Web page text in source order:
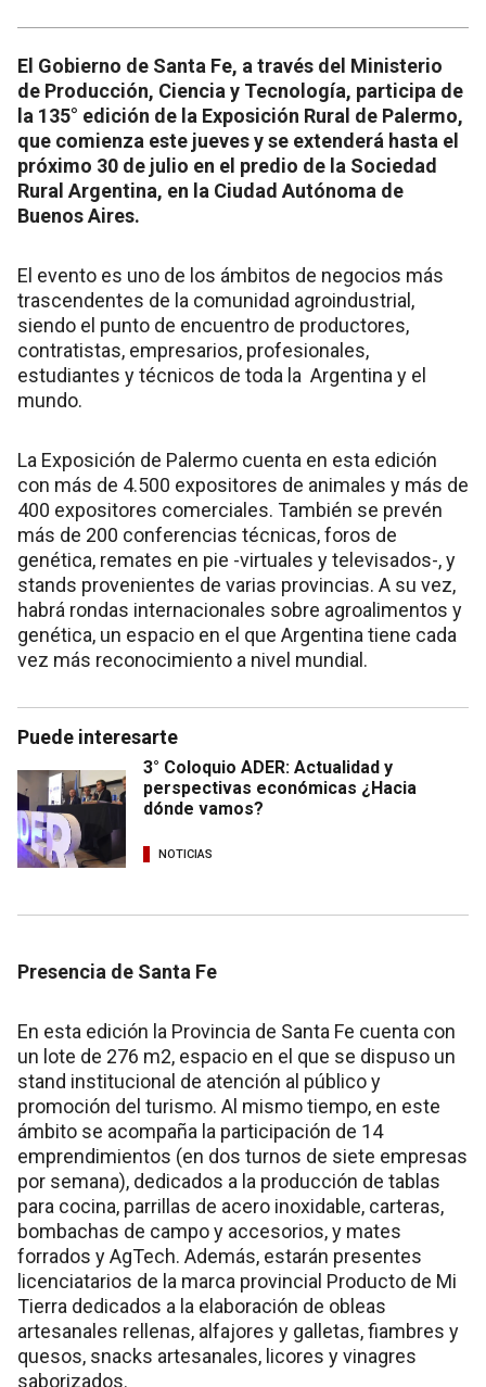
El Gobierno de Santa Fe, a través del Ministerio
de Producción, Ciencia y Tecnología, participa de
la 135° edición de la Exposición Rural de Palermo,
que comienza este jueves y se extenderá hasta el
próximo 30 de julio en el predio de la Sociedad
Rural Argentina, en la Ciudad Autónoma de
Buenos Aires.
El evento es uno de los ámbitos de negocios más
trascendentes de la comunidad agroindustrial,
siendo el punto de encuentro de productores,
contratistas, empresarios, profesionales,
estudiantes y técnicos de toda la Argentina y el
mundo.
La Exposición de Palermo cuenta en esta edición
con más de 4.500 expositores de animales y más de
400 expositores comerciales. También se prevén
más de 200 conferencias técnicas, foros de
genética, remates en pie -virtuales y televisados-, y
stands provenientes de varias provincias. A su vez,
habrá rondas internacionales sobre agroalimentos y
genética, un espacio en el que Argentina tiene cada
vez más reconocimiento a nivel mundial.
Puede interesarte
3° Coloquio ADER: Actualidad y
perspectivas económicas ¿Hacia
dónde vamos?
NOTICIAS
Presencia de Santa Fe
En esta edición la Provincia de Santa Fe cuenta con
un lote de 276 m2, espacio en el que se dispuso un
stand institucional de atención al público y
promoción del turismo. Al mismo tiempo, en este
ámbito se acompaña la participación de 14
emprendimientos (en dos turnos de siete empresas
por semana), dedicados a la producción de tablas
para cocina, parrillas de acero inoxidable, carteras,
bombachas de campo y accesorios, y mates
forrados y AgTech. Además, estarán presentes
licenciatarios de la marca provincial Producto de Mi
Tierra dedicados a la elaboración de obleas
artesanales rellenas, alfajores y galletas, fiambres y
quesos, snacks artesanales, licores y vinagres
saborizados.